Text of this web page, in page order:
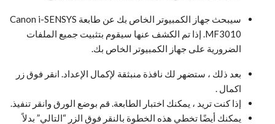
سيبحث جهاز الكمبيوتر الخاص بك عن طابعة Canon i-SENSYS
MF3010. إذا تم الكشف عنها سيقوم بتثبيت جميع الملفات
الضرورية على جهاز الكمبيوتر الخاص بك.
بعد ذلك ، ستضهر لك نافذة منبثقة لإكمال الإعداد. انقر فوق زر
اكمال .
إذا كنت تريد ، يمكنك اختبار الطابعة. قم بوضع الورق وانقر تنفيذ.
يمكنك أيضًا تخطي هذه الخطوة بالنقر فوق الزر “التالي” بدلاً